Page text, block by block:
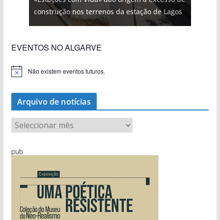
construção nos terrenos da estação de Lagos
EVENTOS NO ALGARVE
Não existem eventos futuros.
Arquivo de notícias
q
pub